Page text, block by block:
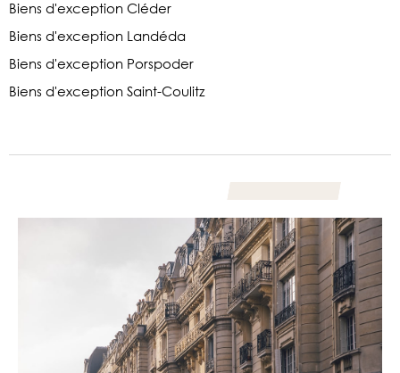
Biens d'exception Cléder
Biens d'exception Landéda
Biens d'exception Porspoder
Biens d'exception Saint-Coulitz